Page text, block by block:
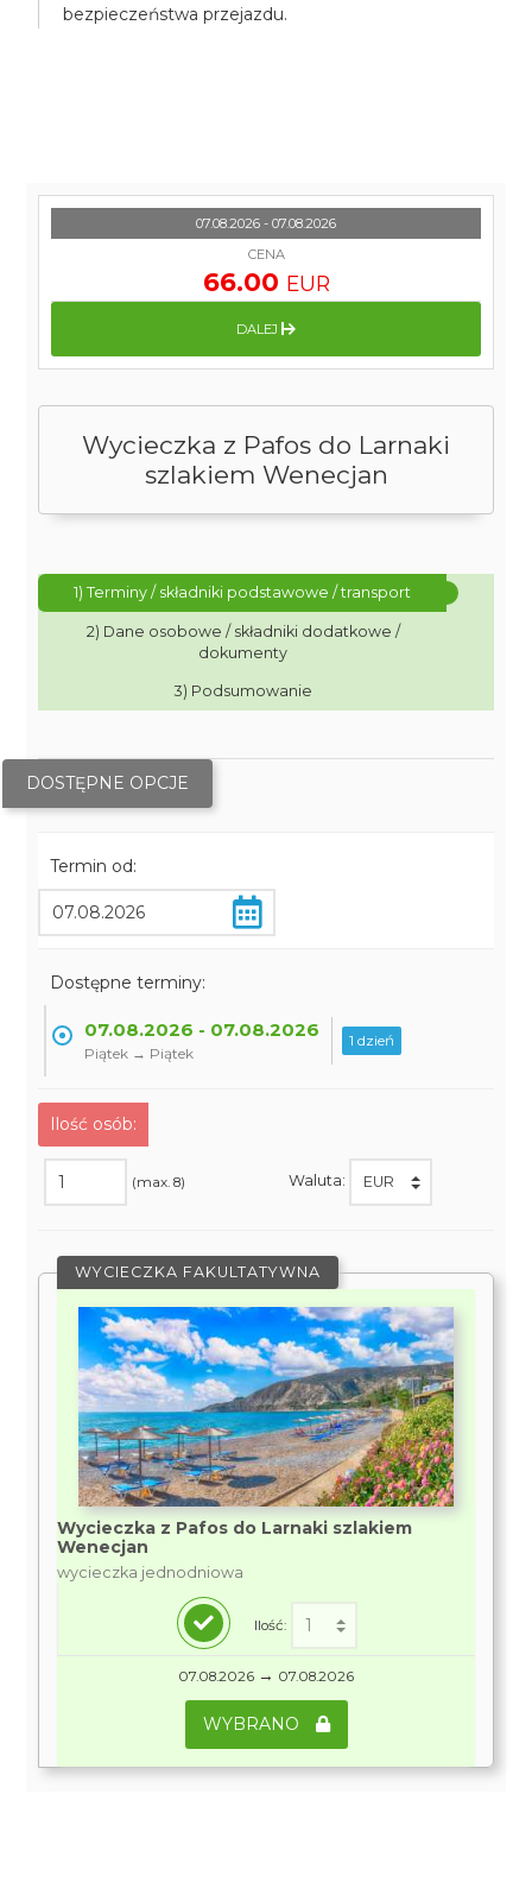
bezpieczeństwa przejazdu.
Wycieczka z Pafos do Larnaki
szlakiem Wenecjan
1) Terminy / składniki podstawowe / transport
2) Dane osobowe / składniki dodatkowe /
dokumenty
3) Podsumowanie
DOSTĘPNE OPCJE
Termin od:
Dostępne terminy:
07.08.2026 - 07.08.2026
Piątek → Piątek
1 dzień
Ilość osób:
(max. 8) Waluta:
WYCIECZKA FAKULTATYWNA
Wycieczka z Pafos do Larnaki szlakiem
Wenecjan
wycieczka jednodniowa
Ilość:
07.08.2026 → 07.08.2026
WYBRANO
07.08.2026 - 07.08.2026
CENA
66.00 EUR
DALEJ